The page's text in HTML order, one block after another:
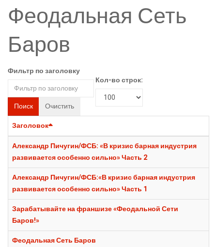
Феодальная Сеть
Баров
Фильтр по заголовку
Поиск Очистить
Кол-во строк:
Заголовок
Александр Пичугин/ФСБ: «В кризис барная индустрия
развивается особенно сильно» Часть 2
Александр Пичугин/ФСБ:«В кризис барная индустрия
развивается особенно сильно» Часть 1
Зарабатывайте на франшизе «Феодальной Сети
Баров!»
Феодальная Сеть Баров